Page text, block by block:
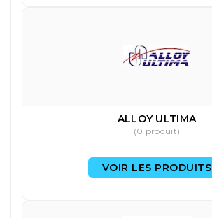
ALLOY ULTIMA
(0 produit)
VOIR LES PRODUITS